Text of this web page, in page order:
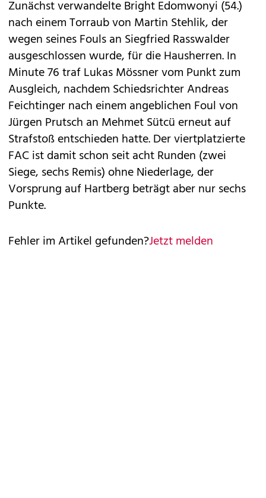
Zunächst verwandelte Bright Edomwonyi (54.)
nach einem Torraub von Martin Stehlik, der
wegen seines Fouls an Siegfried Rasswalder
ausgeschlossen wurde, für die Hausherren. In
Minute 76 traf Lukas Mössner vom Punkt zum
Ausgleich, nachdem Schiedsrichter Andreas
Feichtinger nach einem angeblichen Foul von
Jürgen Prutsch an Mehmet Sütcü erneut auf
Strafstoß entschieden hatte. Der viertplatzierte
FAC ist damit schon seit acht Runden (zwei
Siege, sechs Remis) ohne Niederlage, der
Vorsprung auf Hartberg beträgt aber nur sechs
Punkte.
Fehler im Artikel gefunden?Jetzt melden